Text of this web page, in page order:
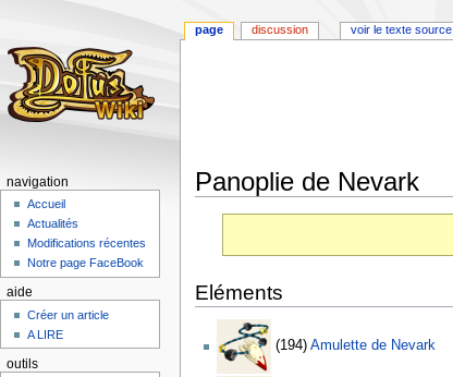
Panoplie de Nevark
navigation
recherche
Eléments
(194)Amulette de Nevark
page discussion voir le texte source
navigation
Accueil
Actualités
Modifications récentes
Notre page FaceBook
aide
Créer un article
A LIRE
outils